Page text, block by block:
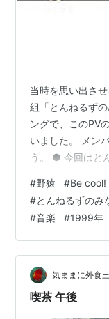
当時を思い出さ
組「とんねるず
ングで、このPV
いました。 メン
う。 ● 今回はと
スが1999年2月。
ROLL」にも収録
なさんのおかげ
す。おそらく妹
じだったと思う
組に出てきたと
#野猿 #Be cool!
#とんねるずのみ
#音楽 #1999年
気ままに外食
喫茶 午後